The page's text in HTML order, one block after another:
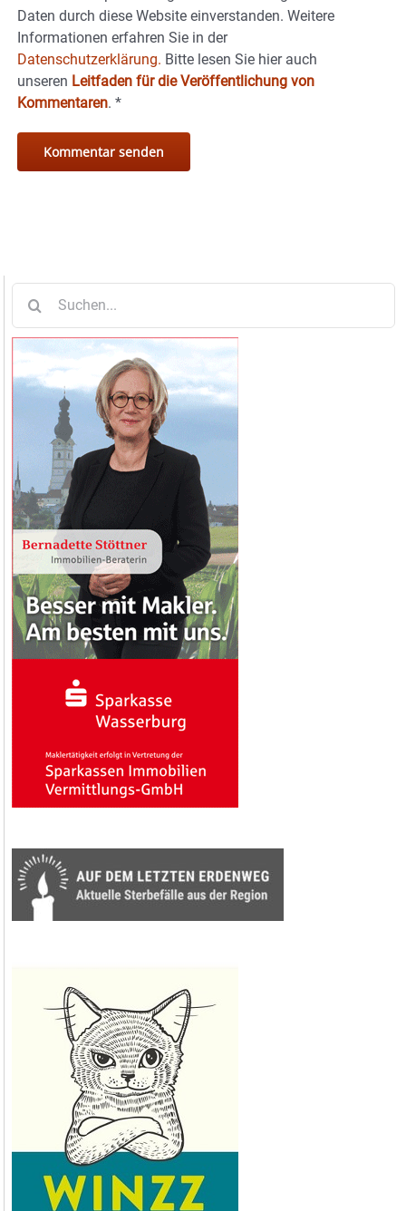
Daten durch diese Website einverstanden. Weitere
Informationen erfahren Sie in der
Datenschutzerklärung. Bitte lesen Sie hier auch
unseren Leitfaden für die Veröffentlichung von
Kommentaren. *
nach: